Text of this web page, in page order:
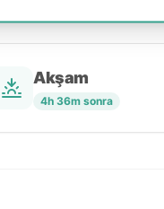
Akşam
4h 36m sonra